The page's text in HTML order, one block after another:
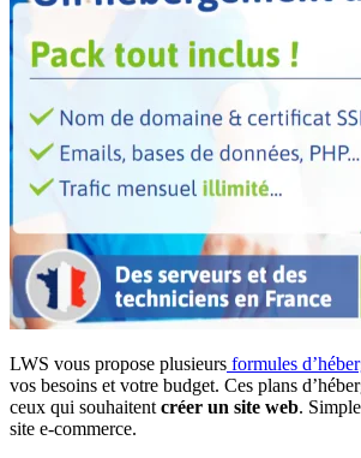
LWS vous propose plusieurs formules
vos besoins et votre budget. Ces plans
ceux qui souhaitent créer un site web.
site e-commerce.